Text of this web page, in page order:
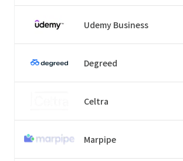
Udemy Business
Degreed
Celtra
Marpipe